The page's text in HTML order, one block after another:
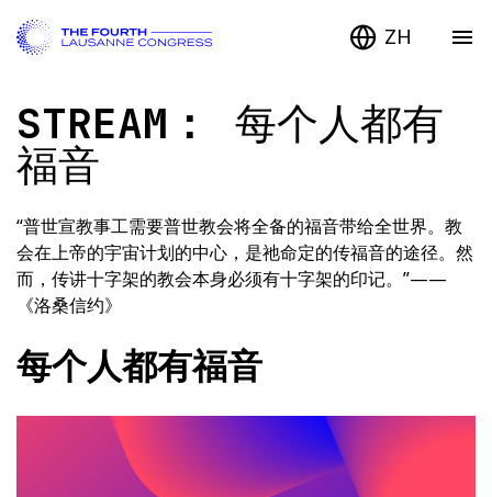
ZH
STREAM： 每个人都有
福音
“普世宣教事工需要普世教会将全备的福音带给全世界。教
会在上帝的宇宙计划的中心，是祂命定的传福音的途径。然
而，传讲十字架的教会本身必须有十字架的印记。”——
《洛桑信约》
每个人都有福音